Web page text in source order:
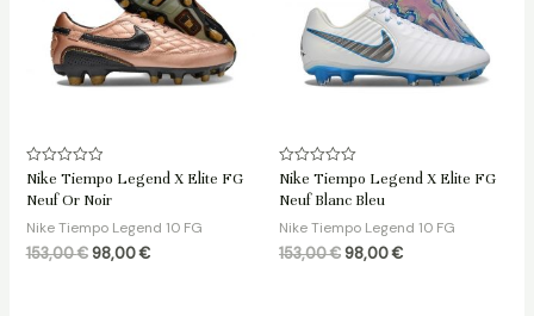
Note
sur
Nike Tiempo Legend X Elite FG
Neuf Or Noir
Nike Tiempo Legend 10 FG
153,00€ 98,00€
Note
sur
Nike Tiempo Legend X Elite FG
Neuf Blanc Bleu
Nike Tiempo Legend 10 FG
153,00€98,00€